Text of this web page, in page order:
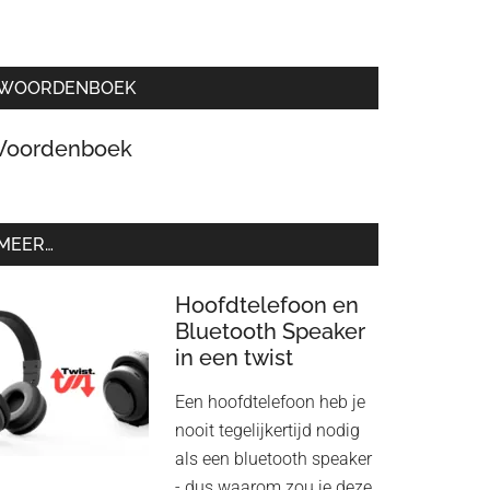
Hoofdtelefoon en
Bluetooth Speaker
in een twist
Een hoofdtelefoon heb je
nooit tegelijkertijd nodig
als een bluetooth speaker